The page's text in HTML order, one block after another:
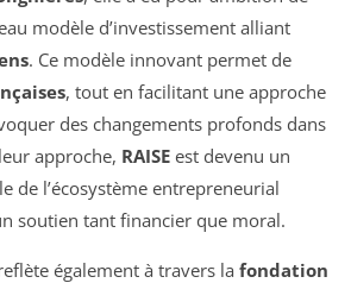
modèle d’investissement alliant
. Ce modèle innovant permet de
, tout en facilitant une approche
des changements profonds dans
approche, RAISE est devenu un
de l’écosystème entrepreneurial
soutien tant financier que moral.
également à travers la fondation